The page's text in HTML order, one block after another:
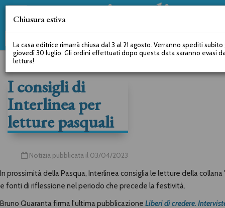
I consigli di
Interlinea per
letture pasquali
Notizia pubblicata il 03/04/2023
In prossimità della Pasqua, Interlinea consiglia le letture della collana
e fonti di riflessione nel periodo che precede la festività.
Bruno Quaranta firma l'ultima pubblicazione Liberi di credere.
Chiusura estiva
La casa editrice rimarrà chiusa dal 3 al 21 agosto. Verranno spediti
giovedì 30 luglio. Gli ordini effettuati dopo questa data saranno evasi
lettura!